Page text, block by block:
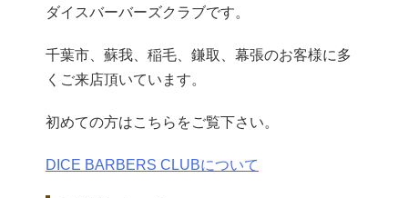
ダイスバーバーズクラブです。
千葉市、蘇我、稲毛、鎌取、幕張のお客様に多
くご来店頂いています。
初めての方はこちらをご覧下さい。
DICE BARBERS CLUBについて